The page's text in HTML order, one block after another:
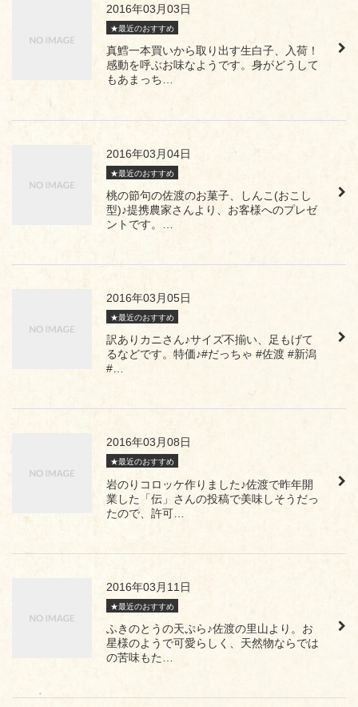
2016年03月03日
★最近のおすすめ
真鱈一本買いから取り出す生白子、入荷！
感動を呼ぶお味なようです。身がどうして
もあまっち…
2016年03月04日
★最近のおすすめ
桃の節句の佐渡のお菓子、しんこ(おこし
型)♪提携農家さんより、お客様へのプレゼ
ントです。…
2016年03月05日
★最近のおすすめ
訳ありカニさん♪サイズ不揃い、足もげて
るなどです。特価♪#だっちゃ #佐渡 #新潟
#…
2016年03月08日
★最近のおすすめ
岩のりコロッケ作りました♪佐渡で昨年開
業した「伝」さんの投稿で美味しそうだっ
たので、許可…
2016年03月11日
★最近のおすすめ
ふきのとうの天ぷら♪佐渡の里山より。お
星様のようで可愛らしく、天然物ならでは
の苦味もた…